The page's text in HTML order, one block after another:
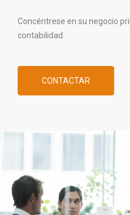
Concéntrese en su negocio
contabilidad
CONTACTAR